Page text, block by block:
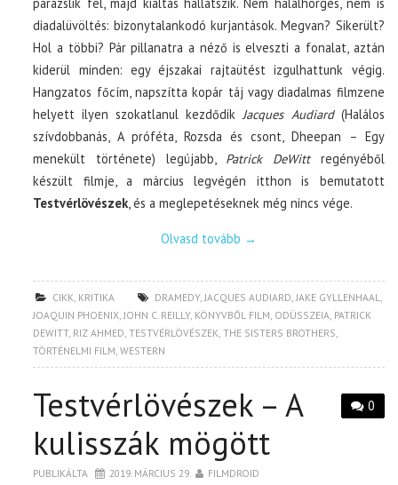
parázslik fel, majd kiáltás hallatszik. Nem halálhörgés, nem is
diadalüvöltés: bizonytalankodó kurjantások. Megvan? Sikerült?
Hol a többi? Pár pillanatra a néző is elveszti a fonalat, aztán
kiderül minden: egy éjszakai rajtaütést izgulhattunk végig.
Hangzatos főcím, napszítta kopár táj vagy diadalmas filmzene
helyett ilyen szokatlanul kezdődikJacques Audiard(Halálos
szívdobbanás, A próféta, Rozsda és csont, Dheepan – Egy
menekült története) legújabb, Patrick DeWittregényéből
készült filmje, a március legvégén itthon is bemutatott
Testvérlövészek, és a meglepetéseknek még nincs vége.
Olvasd tovább →
CIKK, KRITIKA DRAMEDY,JACQUES AUDIARD,JAKE GYLLENHAAL,
JOAQUIN PHOENIX,JOHN C. REILLY, KÖNYVBŐL FILM, ODÜSSZEIA, PATRICK
DEWITT, RIZ AHMED,TESTVÉRLÖVÉSZEK,THE SISTERS BROTHERS,
TÖRTÉNELMI FILM,WESTERN
0
Testvérlövészek – A
kulisszák mögött
PUBLIKÁLTA 2019. MÁRCIUS 29. FILMDROID